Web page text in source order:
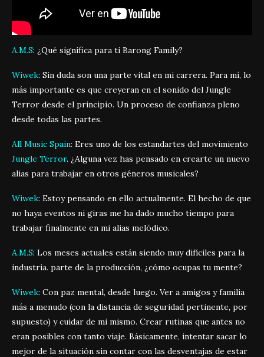
A.M.S: ¿Qué significa para ti Barong Family?
Wiwek: Sin duda son una parte vital en mi carrera. Para mí, lo
más importante es que creyeran en el sonido del Jungle
Terror desde el principio. Un proceso de confianza pleno
desde todas las partes.
All Music Spain: Eres uno de los estandartes del movimiento
Jungle Terror. ¿Alguna vez has pensado en crearte un nuevo
alias para trabajar en otros géneros musicales?
Wiwek: Estoy pensando en ello actualmente. El hecho de que
no haya eventos ni giras me ha dado mucho tiempo para
trabajar finalmente en mi alias melódico.
A.M.S: Los meses actuales están siendo muy difíciles para la
industria. parte de la producción, ¿cómo ocupas tu mente?
Wiwek: Con paz mental, desde luego. Ver a amigos y familia
más a menudo (con la distancia de seguridad pertinente, por
supuesto) y cuidar de mi mismo. Crear rutinas que antes no
eran posibles con tanto viaje. Básicamente, intentar sacar lo
mejor de la situación sin contar con las desventajas de estar